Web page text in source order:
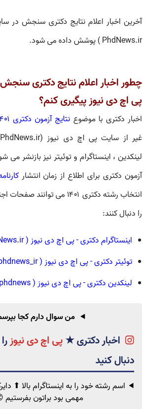
آخرین اخبار اعلام نتایج دکتری سنجش در
PhdNews.ir )‌ پوشش داده می شود.
پی اچ دی نیوز پیگیری کنم؟
اخبار دکتری با موضوع نتایج آزمون دکتری ۱۴۰۱
لینکدین ، اینستاگرام و توئیتر نیز بازنشر می
آزمون دکتریبرای اطلاع از زمان انتشار
انتخاب رشته دکتری ۱۴۰۱ می
را دنبال کنند:
اینستاگرام دکتری - پی اچ دی نیوز (‌ PhdNews.ir )
توئیتر دکتری - پی اچ دی نیوز ( phdnews_ir )
لینکدین دکتری - پی اچ دی نیوز ( phdnews )
من سوال دارم کجا
اخبار دکتری★پی اچ دی نیوز
اسم رشته خود را به اینستاگرام بالا ⬆
مهمیبود براتون بفرستیم